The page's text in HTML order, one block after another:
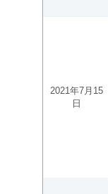
2021年7月15
日